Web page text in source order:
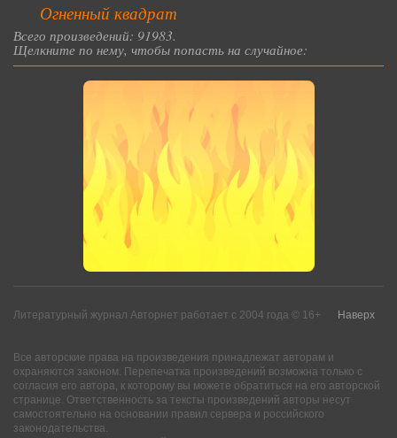
Огненный квадрат
Всего произведений: 91983.
Щелкните по нему, чтобы попасть на случайное:
Наверх
Литературный журнал Авторнет работает с 2004 года © 16+
Все авторские права на произведения принадлежат авторам и
охраняются законом. Перепечатка произведений возможна только с
согласия его автора, к которому вы можете обратиться на его авторской
странице. Ответственность за тексты произведений авторы несут
самостоятельно на основании правил сервера и российского
законодательства.